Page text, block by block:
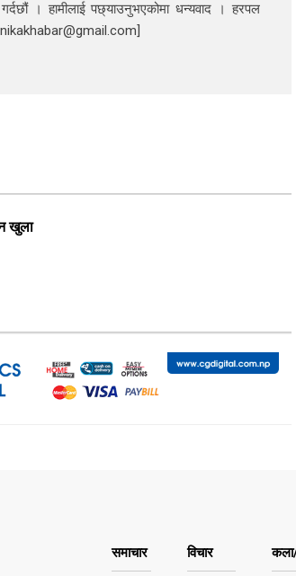
। हामीलाई पछ्याउनुभएकोमा धन्यवाद । हरपल
खुला
समाचार विचार